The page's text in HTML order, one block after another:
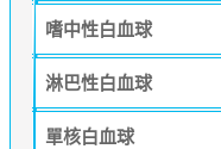
嗜中性白血球
淋巴性白血球
單核白血球